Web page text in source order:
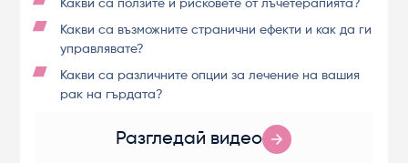
Какви са ползите и рисковете от лъчетерапията?
Какви са възможните странични ефекти и как да ги
управлявате?
Какви са различните опции за лечение на вашия
рак на гърдата?
Разгледай видео